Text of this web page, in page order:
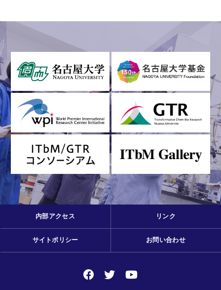
内部アクセス リンク
サイトポリシー お問い合わせ